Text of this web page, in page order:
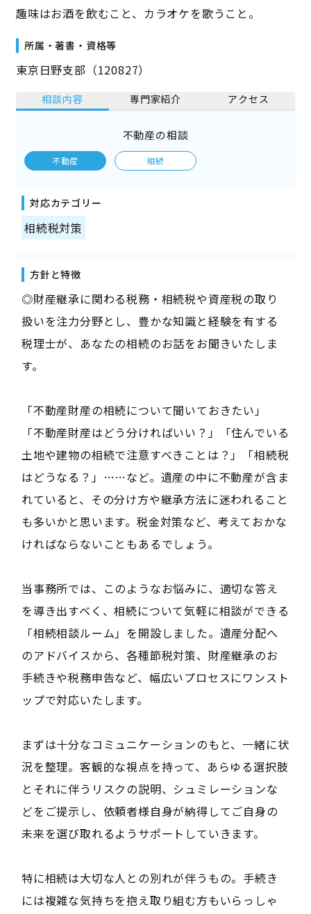
趣味はお酒を飲むこと、カラオケを歌うこと。
所属・著書・資格等
東京日野支部（120827）
相談内容 専門家紹介 アクセス
不動産の相談
不動産 相続
対応カテゴリー
相続税対策
方針と特徴
◎財産継承に関わる税務・相続税や資産税の取り
扱いを注力分野とし、豊かな知識と経験を有する
税理士が、あなたの相続のお話をお聞きいたしま
す。
「不動産財産の相続について聞いておきたい」
「不動産財産はどう分ければいい？」「住んでいる
土地や建物の相続で注意すべきことは？」「相続税
はどうなる？」……など。遺産の中に不動産が含ま
れていると、その分け方や継承方法に迷われること
も多いかと思います。税金対策など、考えておかな
ければならないこともあるでしょう。
当事務所では、このようなお悩みに、適切な答え
を導き出すべく、相続について気軽に相談ができる
「相続相談ルーム」を開設しました。遺産分配へ
のアドバイスから、各種節税対策、財産継承のお
手続きや税務申告など、幅広いプロセスにワンスト
ップで対応いたします。
まずは十分なコミュニケーションのもと、一緒に状
況を整理。客観的な視点を持って、あらゆる選択肢
とそれに伴うリスクの説明、シュミレーションな
どをご提示し、依頼者様自身が納得してご自身の
未来を選び取れるようサポートしていきます。
特に相続は大切な人との別れが伴うもの。手続き
には複雑な気持ちを抱え取り組む方もいらっしゃ